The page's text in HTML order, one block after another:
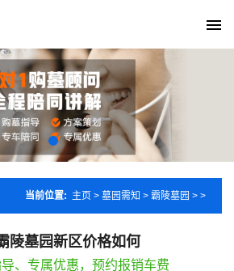
当前位置: 主页 > 墓园需知 > 霸陵墓园 > >
陵墓园新区价格如何
、专属优惠，预约报销车费